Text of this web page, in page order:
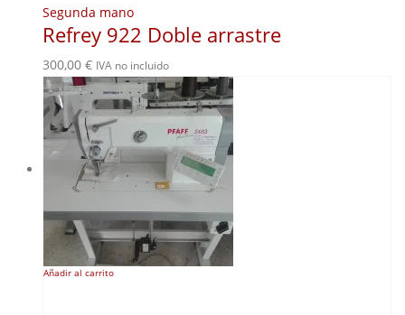
Segunda mano
Refrey 922 Doble arrastre
300,00 € IVA no incluido
Añadir al carrito